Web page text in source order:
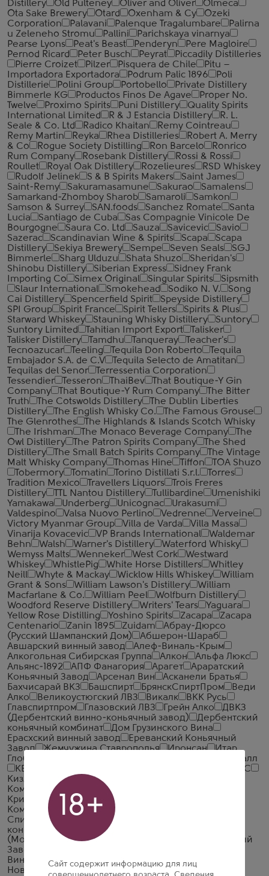
Distillery
Old Pulteney Oliver and Oliver
Olmeca
Ota Sake Brewery
Otard Oxenham & Cy
Ozeki
Corporation
Palavani Palenque Tragalumbare
Palirna
u Zeleneho Stromu
Pallini
Parichskaya vinarnya
Pearse Lyons
Peat's Beast Penderyn
Pere Magloire
Pernod Ricard
Peter Busch Peyrat
Piccadily Distilleries
Pierre Croizet
Pilzer Pisquera de Chile
Pitu –
Importadora Exportadora
Podrum Palic 1896
Poli
Distillerie
Polini Group Portobello
Private Distillery
Bimmerle KG
Productos Finos De Agave
Proper No.
Twelve
Proximo Spirits Puni Distillery
Quality Spirits
International Limited
R & J Estancia Distillery
R. L.
Seale & Co. Ltd
Radico Khaitan
Remy Cointreau
Remy Martin
Reyka Rhea Distilleries
Robert A. Merry
& Co
Rogue Society Distilling Ron Barcelo
Ronrico
Rum Company
Rosebank Distillery
Rossi & Rossi
Roullet
Royal Oak Distillery Rozelieures
RSD Whiskey
Rudolf Jelinek
S & B Spirits Makers
Saint James
Saint-Remy
Sakuramasamune Sakurao
Samalens
Samarkand-Zhomboy Sharob
Samaroli
Samkon
Samson & Surrey
SAN.foods Sanchez Romate
Santa
Lucia
Santiago de Cuba
Sas Compagnie Vinicole De
Bourgogne
Saura Co. Ltd Sauza Savicevic
Savio
Sazerac
Scandinavian Wine & Spirits Scapa
Scapa
Distillery
Sekiya Brewery Sempe Seven Seals
SGJ
Bimmerle
Sharg Ulduzu Shata Shuzo
Sheridan's
Shinobu Distillery
Siberian Express
Sidney Frank
Importing Co
Simex Original Singular Spirits
Sipsmith
Slaur International
Smokehead Sodiko N. V.
Song
Cai Distillery
Spencerfield Spirit
Speyside Distillery
SPI Group
Spirit France Spirit Tellers
Spirits & Plus
Starward Whiskey
Stauning Whisky Distillery
Suntory
Suntory Limited
Tahitian Import Export
Talisker
Talisker Distillery
Tamdhu Tanqueray
Teacher's
Tecnoazucar
Teeling Tequila Don Roberto
Tequila
Embajador S.A. de C.V
Tequila Selecto de Amatitan
Tequilas del Senor
Terressentia Corporation
Tessendier
Tesseron ThaiBev
That Boutique-Y Gin
Company
That Boutique-Y Rum Company
The Bitter
Truth
The Cotswolds Distillery
The Dublin Liberties
Distillery
The English Whisky Co.
The Famous Grouse
The Glenrothes
The Highlands & Islands Scotch Whisky
The Irishman
The Monaco Beverage Company
The
Owl Distillery
The Patron Spirits Company
The Shed
Distillery
The Small Batch Spirits Company
The Vintage
Malt Whisky Company
Thomas Hine Tiffon
TOA Shuzo
Tobermory
Tomatin Torino Distillati S.r.l.
Torres
Tradition Mexico
Travellers Liquors
Trois Freres
Distillery
TTL Nantou Distillery Tullibardine
Umenishiki
Yamakawa
Underberg Unicognac
Urakasumi
Valdespino
Valsa Nuovo Perlino Vedrenne
Verveine
Victory Myanmar Group
Villa de Varda
Villa Massa
Vinarija Kovacevic
VP Brands International
Waldemar
Behn
Walsh Warner's Distillery
Waterford Whisky
Wemyss Malts
Wenneker West Cork
Westward
Whiskey
WhistlePig White Horse Distillers
Whitley
Neill
Whyte & Mackay Wicklow Hills Whiskey
William
Grant & Sons
William Lawson's Distillery
William
Macfarlane & Co.
William Peel
Wolfburn Distillery
Woodford Reserve Distillery
Writers' Tears
Yaguara
Yellow Rose Distilling
Yoshino Spirits Zacapa
Zacapa
Centenario
Zanin 1895 Zuidam
Абрау-Дюрсо
(Русский Шампанский Дом)
Абшерон-Шараб
Авшарский винный завод
Алеф-Виналь-Крым
Алкогольная Сибирская Группа
Алкон
Альфа Люкс
Альянс-1892
АПФ Фанагория Арагет
Араратский
Коньячный Завод
Арсенал Вин
Асканели Братья
Бахчисарай ВКЗ
Башспирт БрянскСпиртПром
Веди
Алко
Великоустюгский ЛВЗ Викалк
ВКК Русь
Главспиртпром
Глазовский ЛВЗ Грейн Алко
ДВКЗ
(Дербентский винно-коньячный завод)
Дербентский
коньячный комбинат
Дом Грузинского Вина
Ерасхский винный завод
Ереванский Коньячный
Завод
Жемчужина Ставрополья Иронсан
Итар
Глобал
Калужский Кристалл
КВКЗ (Коломенский винно-коньячный завод)
КВС
Кизлярский коньячный завод
Компания Алкогольных Напитков Алаверди
Кристалл-Лефортово ГК
Компания
ЛВЗ Московский
Спиртоводочный Завод Аквадив
коньячный завод
Минск Кристалл
(Московский Межреспубликанский Винодельческий
Завод)
Винно-коньячный завод
Национал Алко
Новокубанское
Объединенные Пензенские
18+
Сайт содержит информацию для лиц